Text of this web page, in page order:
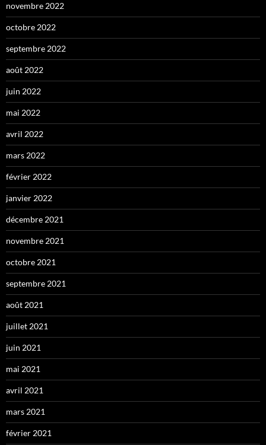
novembre 2022
octobre 2022
septembre 2022
août 2022
juin 2022
mai 2022
avril 2022
mars 2022
février 2022
janvier 2022
décembre 2021
novembre 2021
octobre 2021
septembre 2021
août 2021
juillet 2021
juin 2021
mai 2021
avril 2021
mars 2021
février 2021